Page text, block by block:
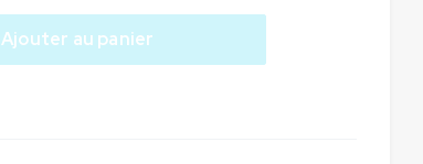
Ajouter au panier